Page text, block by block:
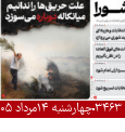
چهارشنبه ۱۴مرداد ۱۴۰۵